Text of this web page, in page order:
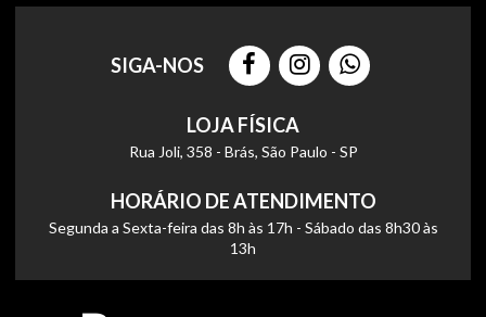
SIGA-NOS
LOJA FÍSICA
Rua Joli, 358 - Brás, São Paulo - SP
HORÁRIO DE ATENDIMENTO
Segunda a Sexta-feira das 8h às 17h - Sábado das 8h30 às
13h